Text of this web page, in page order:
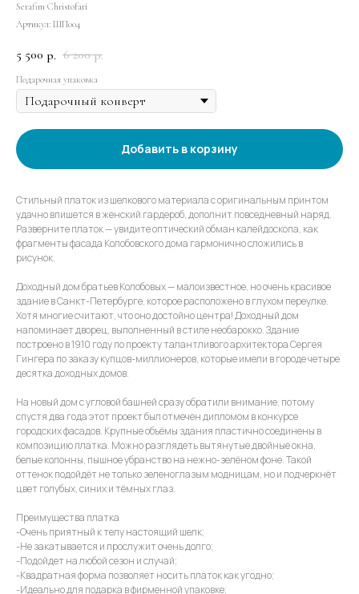
Serafim Christofari
Артикул: ШП004
5 500 р. 6 200 р.
Подарочная упаковка
Добавить в корзину
Стильный платок из шелкового материала с оригинальным принтом
удачно впишется в женский гардероб, дополнит повседневный наряд.
Разверните платок — увидите оптический обман калейдоскопа, как
фрагменты фасада Колобовского дома гармонично сложились в
рисунок.
Доходный дом братьев Колобовых — малоизвестное, но очень красивое
здание в Санкт-Петербурге, которое расположено в глухом переулке.
Хотя многие считают, что оно достойно центра! Доходный дом
напоминает дворец, выполненный в стиле необарокко. Здание
построено в 1910 году по проекту талантливого архитектора Сергея
Гингера по заказу купцов-миллионеров, которые имели в городе четыре
десятка доходных домов.
На новый дом с угловой башней сразу обратили внимание, потому
спустя два года этот проект был отмечен дипломом в конкурсе
городских фасадов. Крупные объёмы здания пластично соединены в
композицию платка. Можно разглядеть вытянутые двойные окна,
белые колонны, пышное убранство на нежно-зелёном фоне. Такой
оттенок подойдёт не только зеленоглазым модницам, но и подчеркнёт
цвет голубых, синих и тёмных глаз.
Преимущества платка
-Очень приятный к телу настоящий шелк;
-Не закатывается и прослужит очень долго;
-Подойдет на любой сезон и случай;
-Квадратная форма позволяет носить платок как угодно;
-Идеально для подарка в фирменной упаковке;